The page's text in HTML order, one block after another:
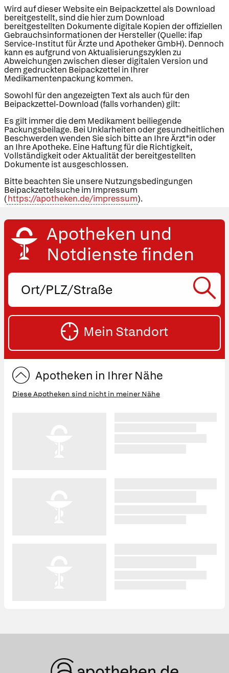
Wird auf dieser Website ein Beipackzettel als Download
bereitgestellt, sind die hier zum Download
bereitgestellten Dokumente digitale Kopien der offiziellen
Gebrauchsinformationen der Hersteller (Quelle: ifap
Service-Institut für Ärzte und Apotheker GmbH). Dennoch
kann es aufgrund von Aktualisierungszyklen zu
Abweichungen zwischen dieser digitalen Version und
dem gedruckten Beipackzettel in Ihrer
Medikamentenpackung kommen.
Sowohl für den angezeigten Text als auch für den
Beipackzettel-Download (falls vorhanden) gilt:
Es gilt immer die dem Medikament beiliegende
Packungsbeilage. Bei Unklarheiten oder gesundheitlichen
Beschwerden wenden Sie sich bitte an Ihre Ärzt*in oder
an Ihre Apotheke. Eine Haftung für die Richtigkeit,
Vollständigkeit oder Aktualität der bereitgestellten
Dokumente ist ausgeschlossen.
Bitte beachten Sie unsere Nutzungsbedingungen
Beipackzettelsuche im Impressum
(https://apotheken.de/impressum).
Apotheken und
Notdienste finden
Ort,
oder
Straße
Mein Standort
Apotheken in Ihrer Nähe
Diese Apotheken sind nicht in meiner Nähe